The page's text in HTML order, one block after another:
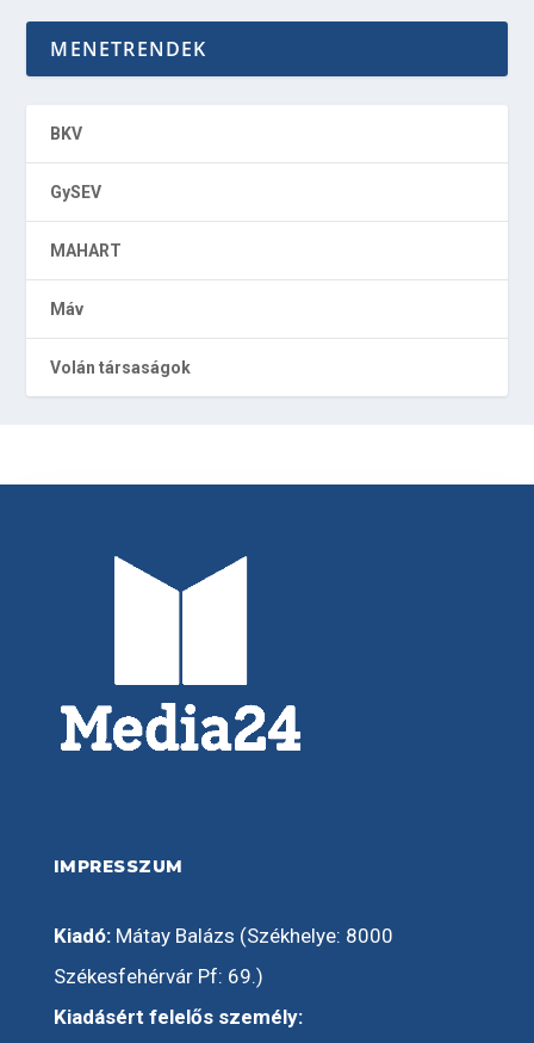
MENETRENDEK
BKV
GySEV
MAHART
Máv
Volán társaságok
IMPRESSZUM
Kiadó:Mátay Balázs (Székhelye: 8000
Székesfehérvár Pf: 69.)
Kiadásért felelős személy: